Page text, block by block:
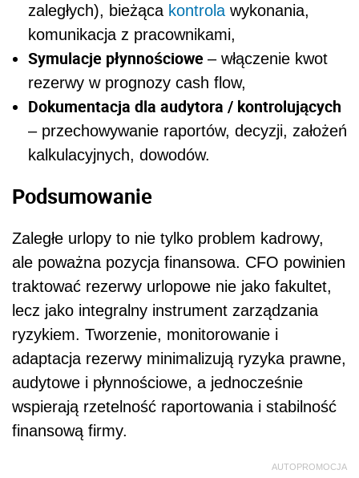
zaległych), bieżąca kontrola wykonania,
komunikacja z pracownikami,
Symulacje płynnościowe – włączenie kwot
rezerwy w prognozy cash flow,
Dokumentacja dla audytora / kontrolujących
– przechowywanie raportów, decyzji, założeń
kalkulacyjnych, dowodów.
Podsumowanie
Zaległe urlopy to nie tylko problem kadrowy,
ale poważna pozycja finansowa. CFO powinien
traktować rezerwy urlopowe nie jako fakultet,
lecz jako integralny instrument zarządzania
ryzykiem. Tworzenie, monitorowanie i
adaptacja rezerwy minimalizują ryzyka prawne,
audytowe i płynnościowe, a jednocześnie
wspierają rzetelność raportowania i stabilność
finansową firmy.
AUTOPROMOCJA